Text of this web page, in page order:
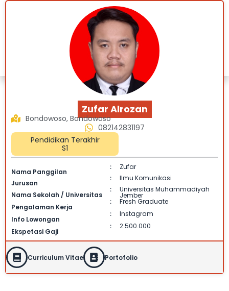
Zufar Alrozan
Pendidikan Terakhir
S1
082142831197
Bondowoso, Bondowoso
Nama Panggilan
:
Zufar
Jurusan
:
Ilmu Komunikasi
Nama Sekolah / Universitas
: Universitas Muhammadiyah
Jember
Pengalaman Kerja
: Fresh Graduate
Info Lowongan
: Instagram
Ekspetasi Gaji
: 2.500.000
Curriculum Vitae Portofolio